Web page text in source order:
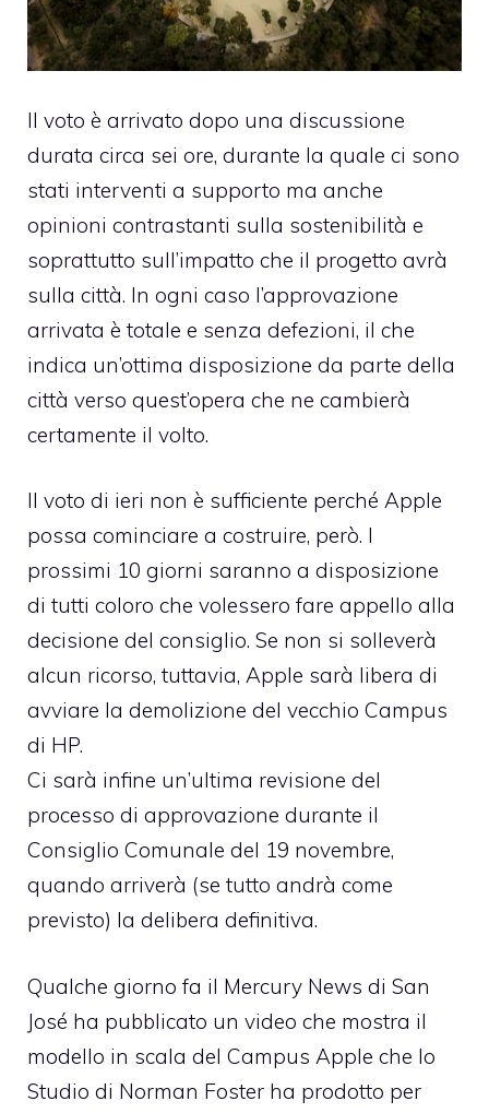
Il voto è arrivato dopo una discussione
durata circa sei ore, durante la quale ci sono
stati interventi a supporto ma anche
opinioni contrastanti sulla sostenibilità e
soprattutto sull’impatto che il progetto avrà
sulla città. In ogni caso l’approvazione
arrivata è totale e senza defezioni, il che
indica un’ottima disposizione da parte della
città verso quest’opera che ne cambierà
certamente il volto.
Il voto di ieri non è sufficiente perché Apple
possa cominciare a costruire, però. I
prossimi 10 giorni saranno a disposizione
di tutti coloro che volessero fare appello alla
decisione del consiglio. Se non si solleverà
alcun ricorso, tuttavia, Apple sarà libera di
avviare la demolizione del vecchio Campus
di HP.
Ci sarà infine un’ultima revisione del
processo di approvazione durante il
Consiglio Comunale del 19 novembre,
quando arriverà (se tutto andrà come
previsto) la delibera definitiva.
Qualche giorno fa il Mercury News di San
José ha pubblicato un video che mostra il
modello in scala del Campus Apple che lo
Studio di Norman Foster ha prodotto per